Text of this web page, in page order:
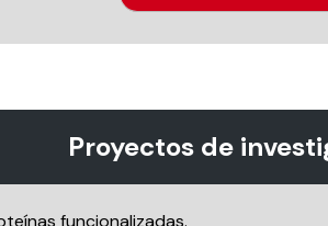
Proyectos de
funcionalizadas.